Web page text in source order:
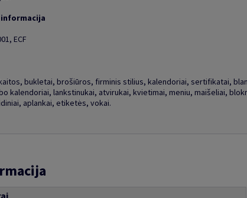
ECF
bukletai, brošiūros, firminis stilius, kalendoriai, sertifikatai,
kalendoriai, lankstinukai, atvirukai, kvietimai, meniu, maišeliai,
aplankai, etiketės, vokai.